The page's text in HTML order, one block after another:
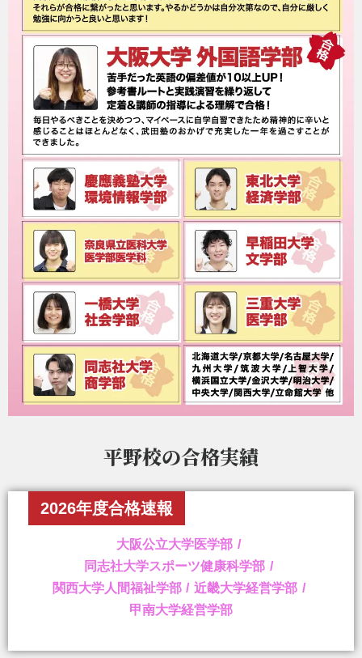
平野校の合格実績
2026年度合格速報
大阪公立大学医学部
同志社大学スポーツ健康科学部
関西大学人間福祉学部
近畿大学経営学部
甲南大学経営学部